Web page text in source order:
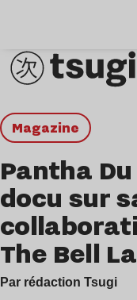
magazine
Pantha
docu sur
The Bell
Par rédaction Tsugi